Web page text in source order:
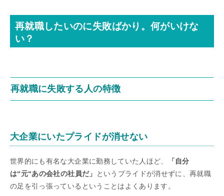
再就職したいのに失敗ばかり。何がいけな
い？
再就職に失敗する人の特徴
大企業にいたプライドが消せない
世界的にも有名な大企業に勤務していた人ほど、
「自分
は“元“あの会社の社員だ」
というプライドが消せずに、再就職
の足を引っ張っているということはよくあります。